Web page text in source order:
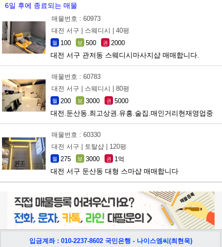
6일 후에 종료되는 매물
매물번호 : 60973
대전 서구 |
스웨디시 | 40평
월 100 보 500 권 2000
대전 서구 관저동 스웨디시마사지샵 매매합니다.
매물번호 : 60783
대전 서구 |
스웨디시 | 80평
월 200 보 3000 권 5000
대전.둔산동.최고상권.유흥.술집.매인거리현재영업중
매물번호 : 60330
대전 서구 |
토탈샵 | 120평
월 275 보 3000 권 1억
대전 서구 둔산동 대형 스마샵 매매합니다
입금계좌 : 010-2237-8602 국민은행 - 나이스엠씨(최현욱)